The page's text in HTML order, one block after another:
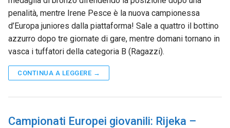
penalità, mentre Irene Pesce è la nuova campionessa
d’Europa juniores dalla piattaforma! Sale a quattro il bottino
azzurro dopo tre giornate di gare, mentre domani tornano in
vasca i tuffatori della categoria B (Ragazzi).
CONTINUA A LEGGERE →
Campionati Europei giovanili: Rijeka –